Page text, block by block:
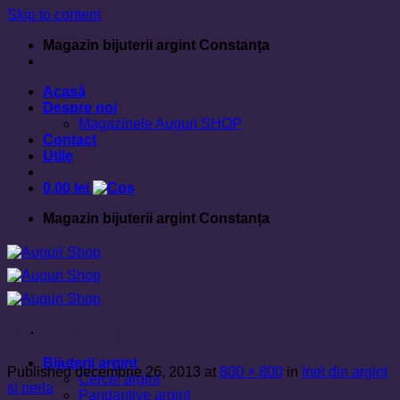
Skip to content
Magazin bijuterii argint Constanța
Acasă
Despre noi
Magazinele Auguri SHOP
Contact
Utile
0,00 lei
Magazin bijuterii argint Constanța
Bijuterii argint
Cercei argint
Pandantive argint
Inel din argint si perla
Publisheddecembrie 26, 2013 at 800 × 800 in Inel din argint
si perla